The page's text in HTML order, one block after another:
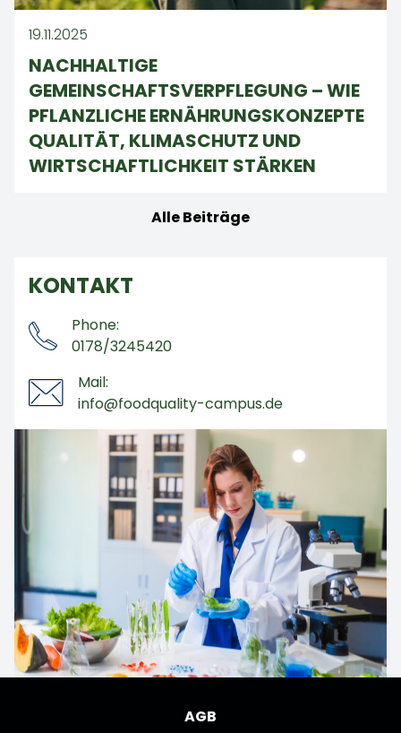
19.11.2025
NACHHALTIGE
GEMEINSCHAFTSVERPFLEGUNG – WIE
PFLANZLICHE ERNÄHRUNGSKONZEPTE
QUALITÄT, KLIMASCHUTZ UND
WIRTSCHAFTLICHKEIT STÄRKEN
Alle Beiträge
KONTAKT
Phone:
0178/3245420
Mail:
info@foodquality-campus.de
AGB